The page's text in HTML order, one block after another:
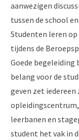
aanwezigen
tussen de school
Studenten leren
tijdens de
Goede
belang voor de
geven zet iedereen
opleidingscentrum,
leerbanen en
student het vak in